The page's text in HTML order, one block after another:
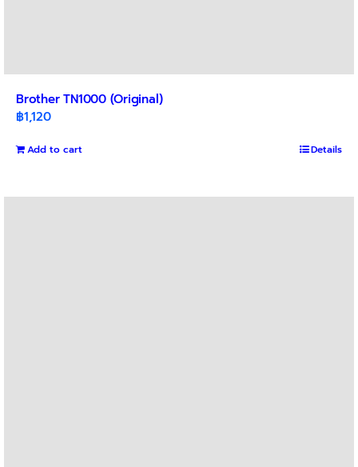
Brother TN1000 (Original)
฿1,120
Add to cart Details